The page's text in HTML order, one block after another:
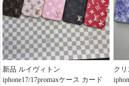
新品 ルイヴィトン
iphone17/17promaxケース カード
ク